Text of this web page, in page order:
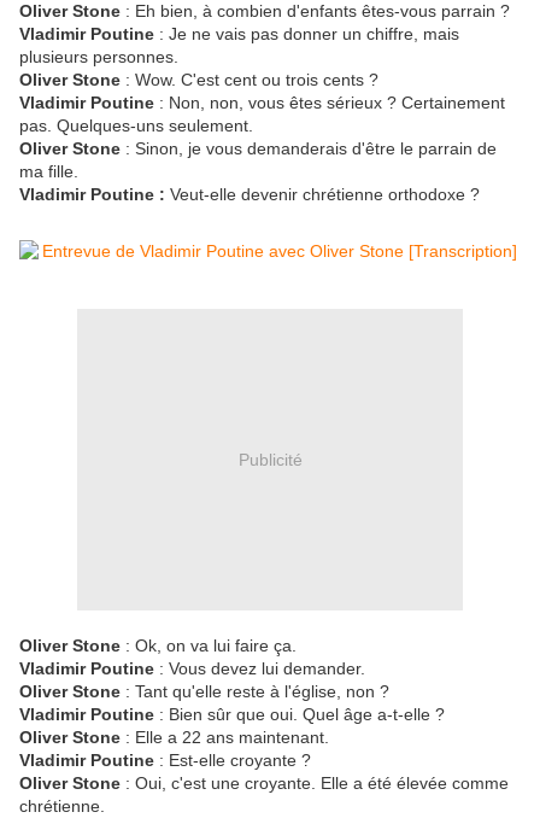
Oliver Stone : Eh bien, à combien d'enfants êtes-vous parrain ?
Vladimir Poutine : Je ne vais pas donner un chiffre, mais
plusieurs personnes.
Oliver Stone : Wow. C'est cent ou trois cents ?
Vladimir Poutine : Non, non, vous êtes sérieux ? Certainement
pas. Quelques-uns seulement.
Oliver Stone : Sinon, je vous demanderais d'être le parrain de
ma fille.
Vladimir Poutine : Veut-elle devenir chrétienne orthodoxe ?
Publicité
Oliver Stone : Ok, on va lui faire ça.
Vladimir Poutine : Vous devez lui demander.
Oliver Stone : Tant qu'elle reste à l'église, non ?
Vladimir Poutine : Bien sûr que oui. Quel âge a-t-elle ?
Oliver Stone : Elle a 22 ans maintenant.
Vladimir Poutine : Est-elle croyante ?
Oliver Stone : Oui, c'est une croyante. Elle a été élevée comme
chrétienne.